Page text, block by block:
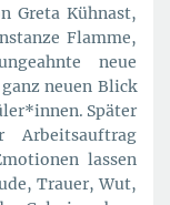
Greta Kühnast,
Flamme,
neue
neuen Blick
Später
lassen
Trauer, Wut,